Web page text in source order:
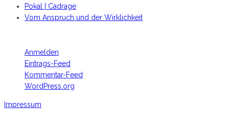
Pokal | Cadrage
Vom Anspruch und der Wirklichkeit
Anmelden
Eintrags-Feed
Kommentar-Feed
WordPress.org
Impressum